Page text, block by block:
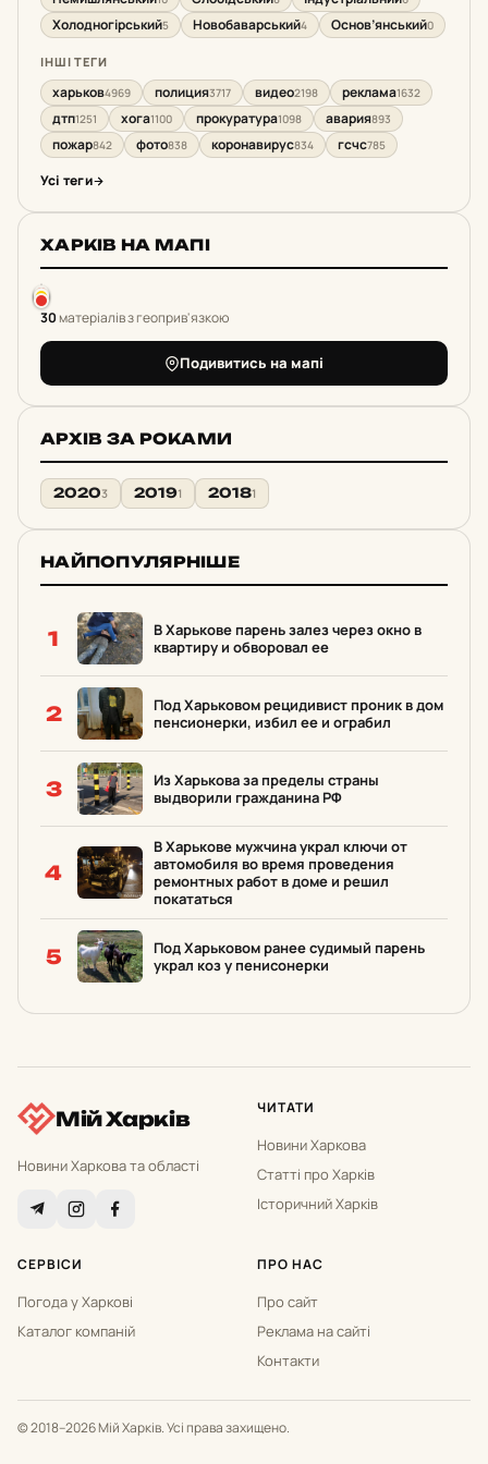
Холодногірський5 Новобаварський4 Основ’янський0
ІНШІ ТЕГИ
харьков4969 полиция3717 видео2198 реклама1632
дтп1251 хога1100 прокуратура1098 авария893
пожар842 фото838 коронавирус834 гсчс785
Усі теги
ХАРКІВ НА МАПІ
30матеріалів з геоприв'язкою
Подивитись на мапі
АРХІВ ЗА РОКАМИ
20203 20191 20181
НАЙПОПУЛЯРНІШЕ
1
В Харькове парень залез через окно в
квартиру и обворовал ее
2
Под Харьковом рецидивист проник в дом
пенсионерки, избил ее и ограбил
3
Из Харькова за пределы страны
выдворили гражданина РФ
4
В Харькове мужчина украл ключи от
автомобиля во время проведения
ремонтных работ в доме и решил
покататься
5
Под Харьковом ранее судимый парень
украл коз у пенисонерки
Мій Харків
Новини Харкова та області
ЧИТАТИ
Новини Харкова
Статті про Харків
Історичний Харків
СЕРВІСИ
Погода у Харкові
Каталог компаній
ПРО НАС
Про сайт
Реклама на сайті
Контакти
© 2018–2026 Мій Харків. Усі права захищено.